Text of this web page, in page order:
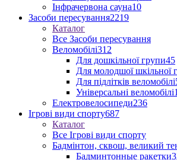
Інфрачервона сауна10
Засоби пересування2219
Каталог
Все Засоби пересування
Веломобілі312
Для дошкільної групи45
Для молодшої шкільної
Для підлітків веломобілі
Універсальні веломобілі
Електровелосипеди236
Ігрові види спорту687
Каталог
Все Ігрові види спорту
Бадмінтон, сквош, великий
Бадминтонные ракетки